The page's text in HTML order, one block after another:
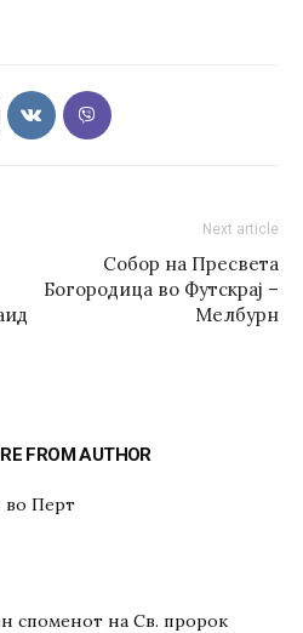
Next article
Собор на Пресвета
Богородица во Футскрај –
Мелбурн
FROM AUTHOR
Перт
споменот на Св. пророк